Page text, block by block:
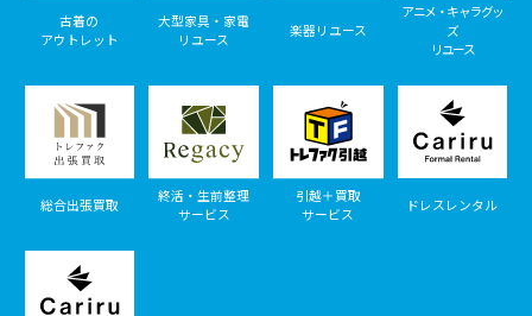
古着の
アウトレット
大型家具・家電
リユース
楽器リユース
アニメ・キャラグッ
ズ
リユース
総合出張買取
終活・生前整理
サービス
引越＋買取
サービス
ドレスレンタル